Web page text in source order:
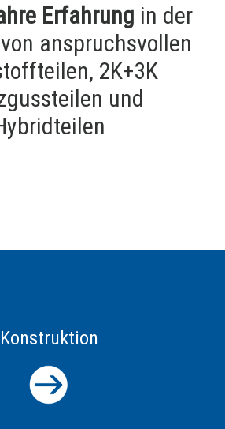
Erfahrung in der
anspruchsvollen
2K+3K
und
Konstruktion